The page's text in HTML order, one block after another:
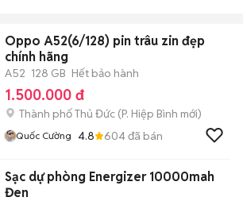
Oppo A52(6/128) pin trâu zin đẹp
chính hãng
A52 128 GB Hết bảo hành
1.500.000 đ
Thành phố Thủ Đức (P. Hiệp Bình mới)
Quốc Cường 4.8 604đã bán
Sạc dự phòng Energizer 10000mah
Đen